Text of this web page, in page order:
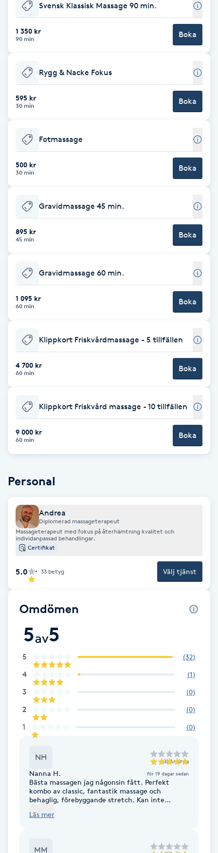
Damklippning
Diamantslipning
Extensions
Extensions borttagning
Face framing
Fettreducering
Fibromassage
Fillers
Fotvård
Fransar
Fransborttagning
Fransfärgning
Fransförlängning Megavolym
Fransk manikyr
Fransrengöring
Frekvensterapi
Friskvård
Friskvårdsmassage
Svensk Klassisk Massage 90 min.
1 350 kr
90 min Boka
Rygg & Nacke Fokus
595 kr
30 min Boka
Fotmassage
500 kr
30 min Boka
Gravidmassage 45 min.
895 kr
45 min Boka
Gravidmassage 60 min.
1 095 kr
60 min Boka
Klippkort Friskvårdmassage - 5 tillfällen
4 700 kr
60 min Boka
Klippkort Friskvård massage - 10 tillfällen
9 000 kr
60 min Boka
Personal
Andrea
Diplomerad massageterapeut
Massageterapeut med fokus på återhämtning kvalitet och
individanpassad behandlingar.
Certifikat
5.0 33 betyg Välj tjänst
Omdömen
5av5
5 (32)
4 (1)
3 (0)
2 (0)
1 (0)
NH till Andrea
Nanna H. för 19 dagar sedan
Bästa massagen jag någonsin fått. Perfekt
kombo av classic, fantastik massage och
behaglig, förebyggande stretch. Kan inte
med magiska händer, perfekt kombo 👌🏽
Läs mer
MM